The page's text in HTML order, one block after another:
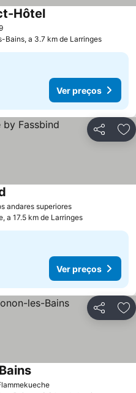
Hôtel
Bains, a 3.7 km de Larringes
Ver preços
Partilhar
andares superiores
a 17.5 km de Larringes
Ver preços
Partilhar